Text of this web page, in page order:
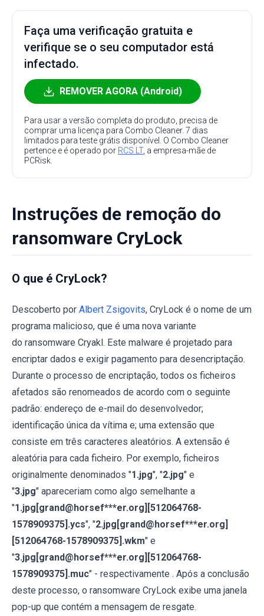
Faça uma verificação gratuita e
verifique se o seu computador está
infectado.
REMOVER AGORA (Android)
Para usar a versão completa do produto, precisa de
comprar uma licença para Combo Cleaner. 7 dias
limitados para teste grátis disponível. O Combo Cleaner
pertence e é operado por RCS LT, a empresa-mãe de
PCRisk.
Instruções de remoção do
ransomware CryLock
O que é CryLock?
Descoberto por Albert Zsigovits, CryLock é o nome de um
programa malicioso, que é uma nova variante
do ransomware Cryakl. Este malware é projetado para
encriptar dados e exigir pagamento para desencriptação.
Durante o processo de encriptação, todos os ficheiros
afetados são renomeados de acordo com o seguinte
padrão: endereço de e-mail do desenvolvedor;
identificação única da vítima e; uma extensão que
consiste em três caracteres aleatórios. A extensão é
aleatória para cada ficheiro. Por exemplo, ficheiros
originalmente denominados "1.jpg", "2.jpg" e
"3.jpg" apareceriam como algo semelhante a
"1.jpg[grand@horsef***er.org][512064768-
1578909375].ycs", "2.jpg[grand@horsef***er.org]
[512064768-1578909375].wkm" e
"3.jpg[grand@horsef***er.org][512064768-
1578909375].muc" - respectivamente . Após a conclusão
deste processo, o ransomware CryLock exibe uma janela
pop-up que contém a mensagem de resgate.